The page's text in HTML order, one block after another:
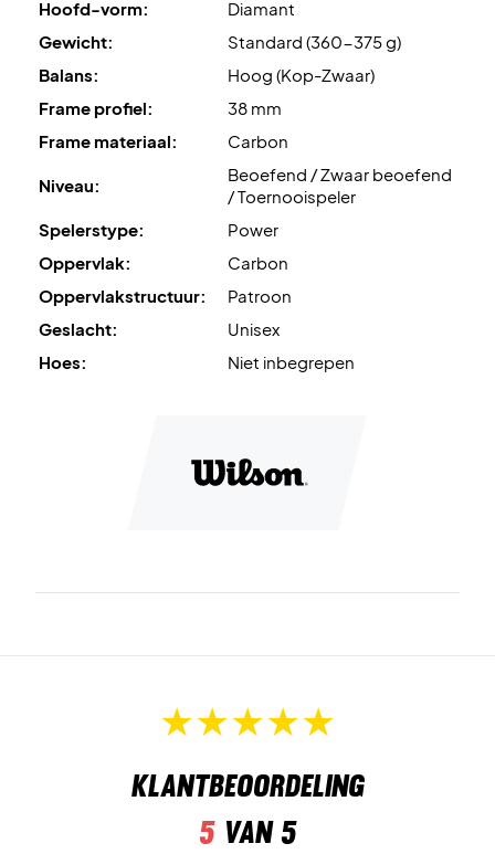
Hoofd-vorm:
Diamant
Gewicht:
Standard (360-375 g)
Balans:
Hoog (Kop-Zwaar)
Frame profiel:
38 mm
Frame materiaal:
Carbon
Niveau:
Beoefend / Zwaar beoefend
/ Toernooispeler
Spelerstype:
Power
Oppervlak:
Carbon
Oppervlakstructuur:
Patroon
Geslacht:
Unisex
Hoes:
Niet inbegrepen
Klantbeoordeling
5van 5